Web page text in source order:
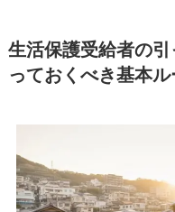
生活保護受給者の
っておくべき基本ル